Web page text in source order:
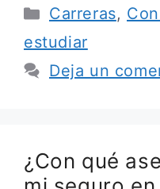
Categorías
Carreras,
estudiar
Deja un
¿Con qué